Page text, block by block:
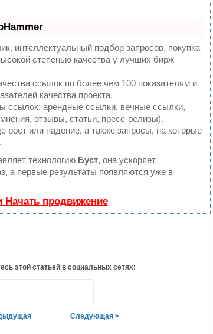
интеллектуальный подбор запросов, покупка
степенью качества у лучших бирж
ссылок по более чем 100 показателям и
качества проекта.
ссылок: арендные ссылки, вечные ссылки,
отзывы, статьи, пресс-релизы).
рост или падение, а также запросы, на которые
технологию Буст, она ускоряет
а первые результаты появляются уже в
Начать продвижение
этой статьей в социальных сетях:
Следующая >